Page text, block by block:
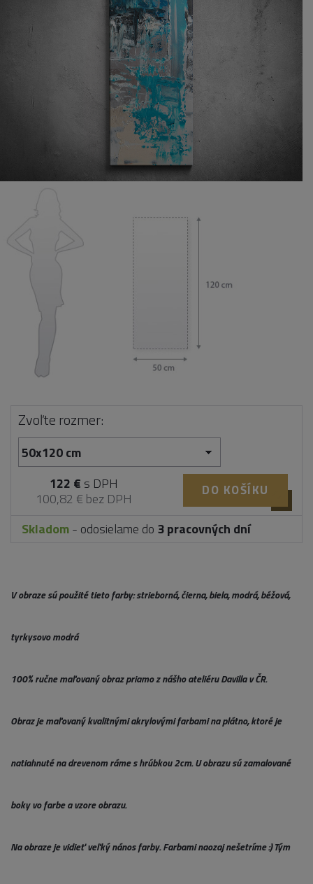
Zvoľte rozmer:
122 € s DPH
100,82 € bez DPH
DO KOŠÍKU
Skladom- odosielame do 3 pracovných dní
V obraze sú použité tieto farby: strieborná, čierna, biela, modrá, béžová,
tyrkysovo modrá
100% ručne maľovaný obraz priamo z nášho ateliéru Davilla v ČR.
Obraz je maľovaný kvalitnými akrylovými farbami na plátno, ktoré je
natiahnuté na drevenom ráme s hrúbkou 2cm. U obrazu sú zamalované
boky vo farbe a vzore obrazu.
Na obraze je vidieť veľký nános farby. Farbami naozaj nešetríme :) Tým